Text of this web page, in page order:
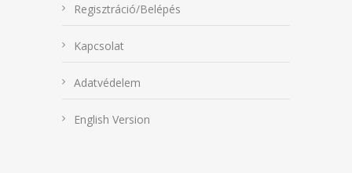
Regisztráció/Belépés
Kapcsolat
Adatvédelem
English Version